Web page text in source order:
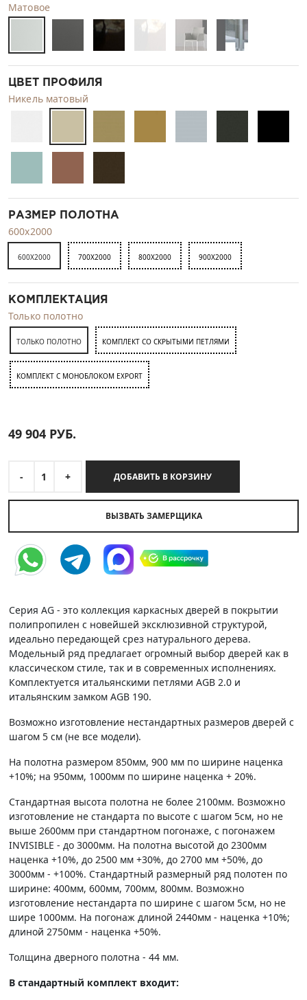
Матовое
ЦВЕТ ПРОФИЛЯ
Никель матовый
РАЗМЕР ПОЛОТНА
600x2000
600X2000 700X2000 800X2000 900X2000
КОМПЛЕКТАЦИЯ
Только полотно
ТОЛЬКО ПОЛОТНО КОМПЛЕКТ СО СКРЫТЫМИ ПЕТЛЯМИ
КОМПЛЕКТ C МОНОБЛОКОМ EXPORT
49 904 РУБ.
- 1 + ДОБАВИТЬ В КОРЗИНУ
ВЫЗВАТЬ ЗАМЕРЩИКА
Серия AG - это коллекция каркасных дверей в покрытии
полипропилен с новейшей эксклюзивной структурой,
идеально передающей срез натурального дерева.
Модельный ряд предлагает огромный выбор дверей как в
классическом стиле, так и в современных исполнениях.
Комплектуется итальянскими петлями AGB 2.0 и
итальянским замком AGB 190.
Возможно изготовление нестандартных размеров дверей с
шагом 5 см (не все модели).
На полотна размером 850мм, 900 мм по ширине наценка
+10%; на 950мм, 1000мм по ширине наценка + 20%.
Стандартная высота полотна не более 2100мм. Возможно
изготовление не стандарта по высоте с шагом 5см, но не
выше 2600мм при стандартном погонаже, с погонажем
INVISIBLE - до 3000мм. На полотна высотой до 2300мм
наценка +10%, до 2500 мм +30%, до 2700 мм +50%, до
3000мм - +100%. Стандартный размерный ряд полотен по
ширине: 400мм, 600мм, 700мм, 800мм. Возможно
изготовление нестандарта по ширине с шагом 5см, но не
шире 1000мм. На погонаж длиной 2440мм - наценка +10%;
длиной 2750мм - наценка +50%.
Толщина дверного полотна - 44 мм.
В стандартный комплект входит: